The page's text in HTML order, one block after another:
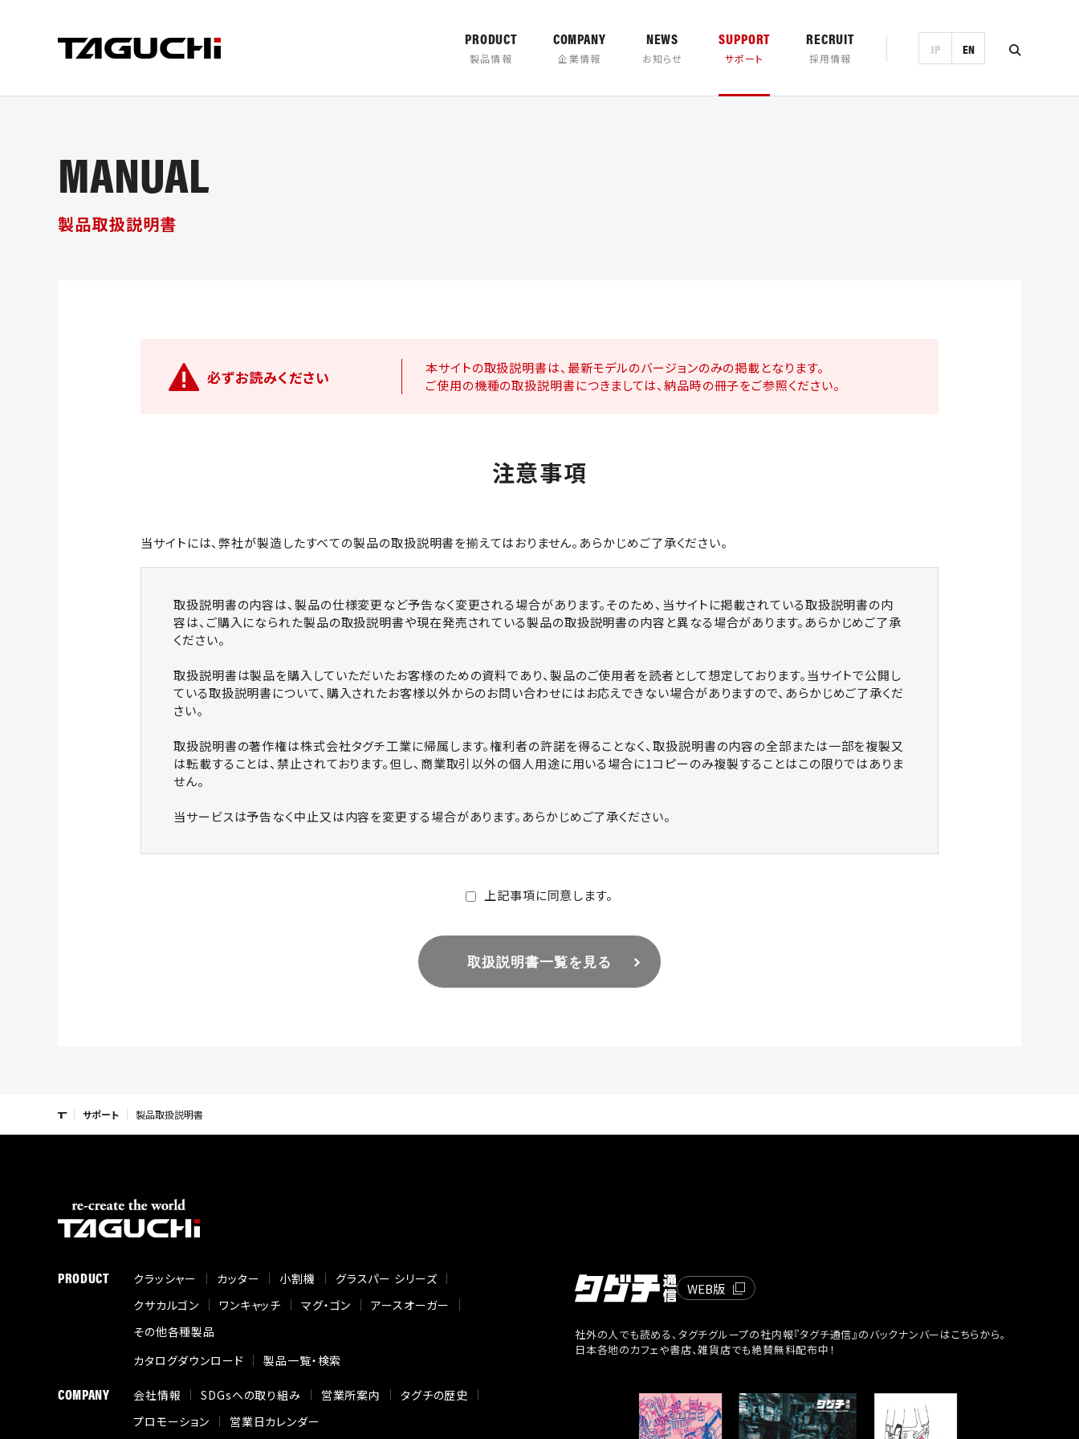
PRODUCT
製品情報
PRODUCT
製品情報
CRUSHER
クラッシャー
PULVERIZER
小割機 グラスパー シリーズ
EARTH-AUGER BUCKETS & OTHERS
COMPANY
企業情報
COMPANY
企業情報
NEWS
お知らせ
SUPPORT
サポート
SUPPORT
サポート
RECRUIT
採用情報
JP EN
MANUAL
製品取扱説明書
必ずお読みください
本サイトの取扱説明書は、最新モデルのバージョンのみの掲載となります。
ご使用の機種の取扱説明書につきましては、納品時の冊子をご参照ください。
注意事項
当サイトには、弊社が製造したすべての製品の取扱説明書を揃えてはおりません。あらかじめご了承ください。
取扱説明書の内容は、製品の仕様変更など予告なく変更される場合があります。そのため、当サイトに掲載されている取扱説明書の内
容は、ご購入になられた製品の取扱説明書や現在発売されている製品の取扱説明書の内容と異なる場合があります。あらかじめご了承
ください。
取扱説明書は製品を購入していただいたお客様のための資料であり、製品のご使用者を読者として想定しております。当サイトで公開し
ている取扱説明書について、購入されたお客様以外からのお問い合わせにはお応えできない場合がありますので、あらかじめご了承くだ
さい。
取扱説明書の著作権は株式会社タグチ工業に帰属します。権利者の許諾を得ることなく、取扱説明書の内容の全部または一部を複製又
は転載することは、禁止されております。但し、商業取引以外の個人用途に用いる場合に1コピーのみ複製することはこの限りではありま
せん。
当サービスは予告なく中止又は内容を変更する場合があります。あらかじめご了承ください。
上記事項に同意します。
取扱説明書一覧を見る
サポート 製品取扱説明書
PRODUCT クラッシャー カッター 小割機
グラスパー シリーズ
クサカルゴン
ワンキャッチ マグ・ゴン
アースオーガー
その他各種製品
カタログダウンロード
製品一覧・検索
COMPANY 会社情報 SDGsへの取り組み 営業所案内
タグチの歴史
プロモーション
営業日カレンダー
WEB版
社外の人でも読める、タグチグループの社内報『タグチ通信』のバックナンバーはこちらから。
日本各地のカフェや書店、雑貨店でも絶賛無料配布中！